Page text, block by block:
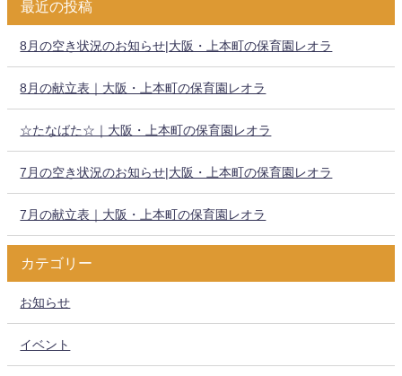
最近の投稿
8月の空き状況のお知らせ|大阪・上本町の保育園レオラ
8月の献立表｜大阪・上本町の保育園レオラ
☆たなばた☆｜大阪・上本町の保育園レオラ
7月の空き状況のお知らせ|大阪・上本町の保育園レオラ
7月の献立表｜大阪・上本町の保育園レオラ
カテゴリー
お知らせ
イベント